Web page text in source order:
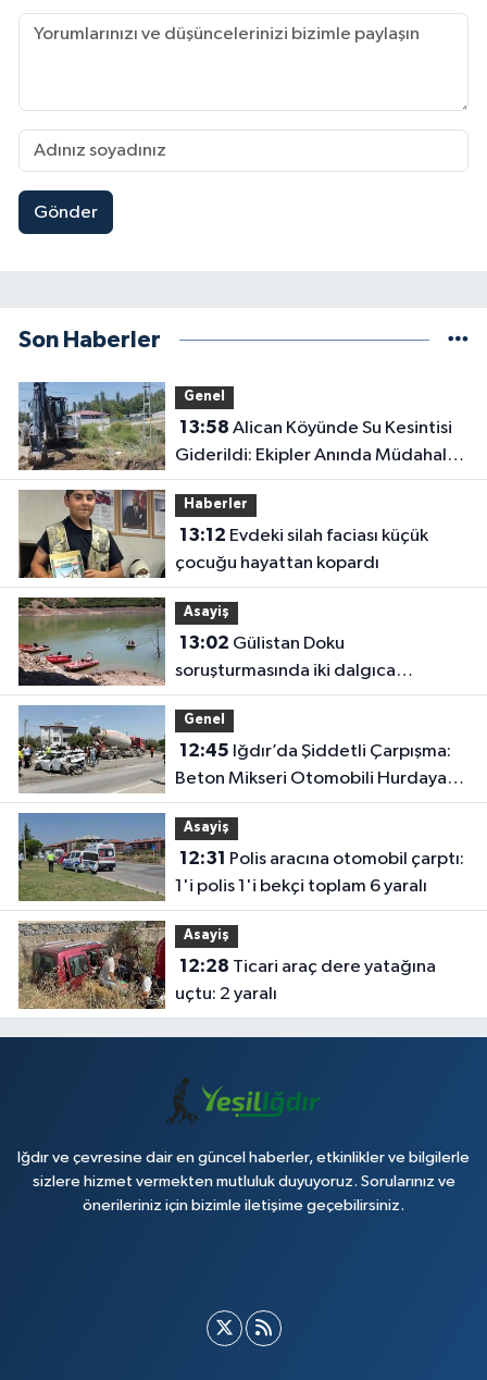
Gönder
Son Haberler
Genel
13:58
Giderildi: Ekipler Anında Müdahale
Etti
Haberler
13:12
çocuğu hayattan kopardı
Asayiş
13:02
soruşturmasında iki dalgıca
tutuklama
Genel
12:45
Beton Mikseri Otomobili Hurdaya
Çevirdi (4 Yaralı)
Asayiş
12:31
1'i polis 1'i bekçi toplam 6 yaralı
Asayiş
12:28
uçtu: 2 yaralı
Iğdır ve çevresine dair en güncel haberler, etkinlikler ve bilgilerle
sizlere hizmet vermekten mutluluk duyuyoruz. Sorularınız ve
önerileriniz için bizimle iletişime geçebilirsiniz.